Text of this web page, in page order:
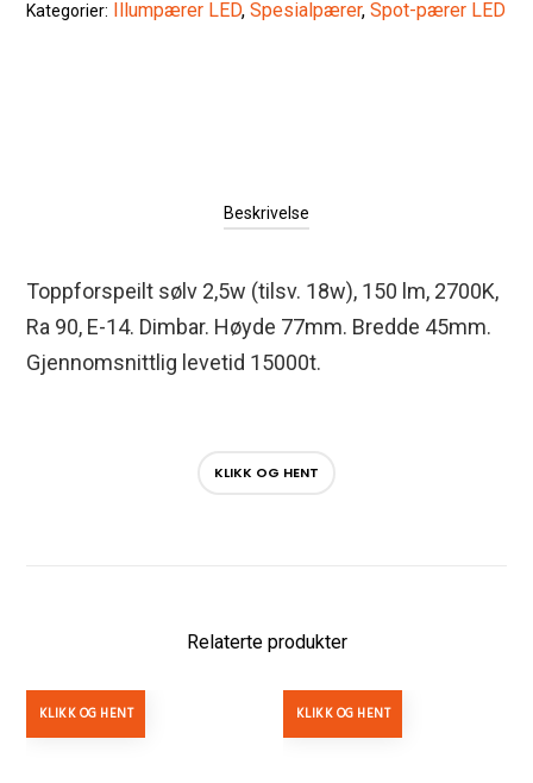
Kategorier: Illumpærer LED,Spesialpærer,Spot-pærer LED
Beskrivelse
Toppforspeilt sølv 2,5w (tilsv. 18w), 150 lm, 2700K,
Ra 90, E-14. Dimbar. Høyde 77mm. Bredde 45mm.
Gjennomsnittlig levetid 15000t.
KLIKK OG HENT
Relaterte produkter
KLIKK OG HENT KLIKK OG HENT